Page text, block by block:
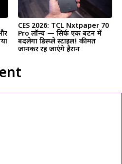
CES 2026: TCL Nxtpaper 70
Pro लॉन्च — सिर्फ एक बटन में
बदलेगा डिस्प्ले स्टाइल! कीमत
जानकर रह जाएंगे हैरान